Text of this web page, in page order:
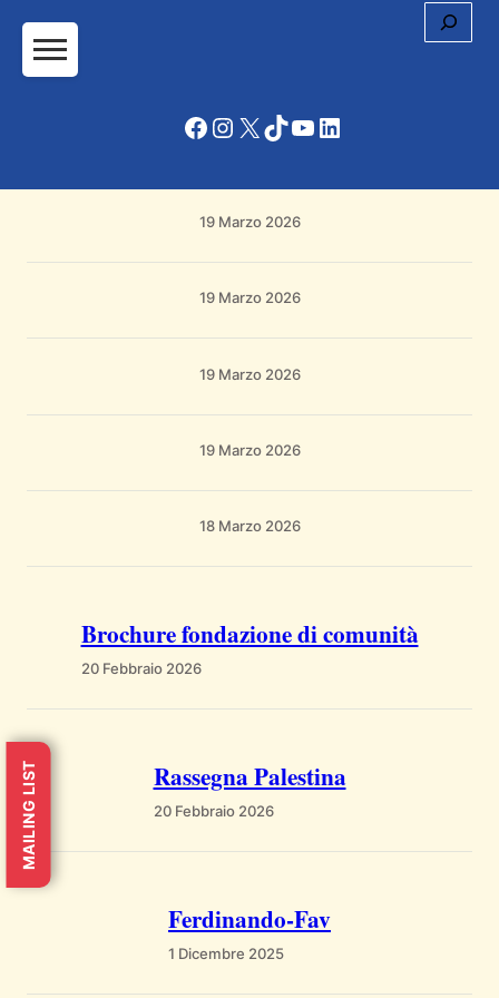
Vai
contenuto
Facebook
Instagram
X TikTok
YouTube
LinkedIn
19 Marzo 2026
19 Marzo 2026
19 Marzo 2026
19 Marzo 2026
18 Marzo 2026
Brochure fondazione di comunità
20 Febbraio 2026
Rassegna Palestina
20 Febbraio 2026
Ferdinando-Fav
1 Dicembre 2025
MAILING LIST